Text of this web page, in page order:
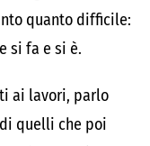
quanto difficile:
si fa e si è.
ai lavori, parlo
quelli che poi